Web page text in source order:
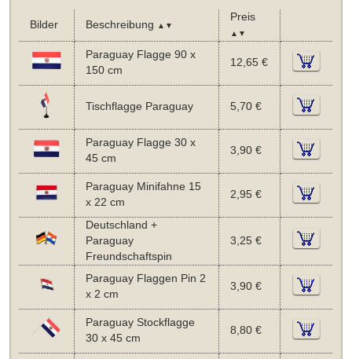
Bilder Beschreibung ▲▼
Preis
▲▼
Paraguay Flagge 90 x
150 cm
12,65 €
Tischflagge Paraguay 5,70 €
Paraguay Flagge 30 x
45 cm
3,90 €
Paraguay Minifahne 15
x 22 cm
2,95 €
Deutschland +
Paraguay
Freundschaftspin
3,25 €
Paraguay Flaggen Pin 2
x 2 cm
3,90 €
Paraguay Stockflagge
30 x 45 cm
8,80 €